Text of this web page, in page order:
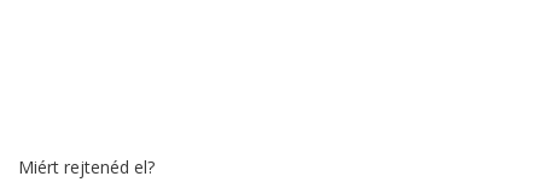
Miért rejtenéd el?